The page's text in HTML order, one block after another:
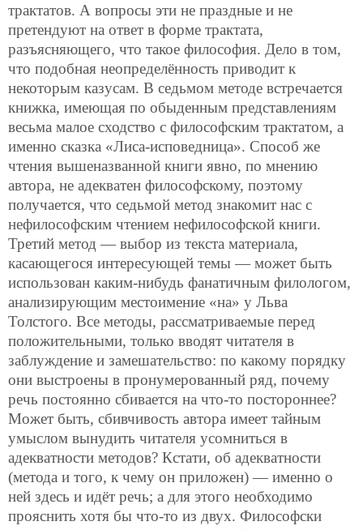
трактатов. А вопросы эти не праздные и не
претендуют на ответ в форме трактата,
разъясняющего, что такое философия. Дело в том,
что подобная неопределённость приводит к
некоторым казусам. В седьмом методе встречается
книжка, имеющая по обыденным представлениям
весьма малое сходство с философским трактатом, а
именно сказка «Лиса-исповедница». Способ же
чтения вышеназванной книги явно, по мнению
автора, не адекватен философскому, поэтому
получается, что седьмой метод знакомит нас с
нефилософским чтением нефилософской книги.
Третий метод — выбор из текста материала,
касающегося интересующей темы — может быть
использован каким-нибудь фанатичным филологом,
анализирующим местоимение «на» у Льва
Толстого. Все методы, рассматриваемые перед
положительными, только вводят читателя в
заблуждение и замешательство: по какому порядку
они выстроены в пронумерованный ряд, почему
речь постоянно сбивается на что-то постороннее?
Может быть, сбивчивость автора имеет тайным
умыслом вынудить читателя усомниться в
адекватности методов? Кстати, об адекватности
(метода и того, к чему он приложен) — именно о
ней здесь и идёт речь; а для этого необходимо
прояснить хотя бы что-то из двух. Философски